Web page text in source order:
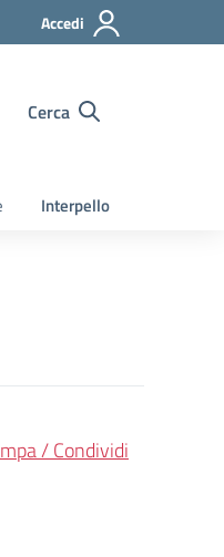
Accedi
Cerca
Interpello
/ Condividi